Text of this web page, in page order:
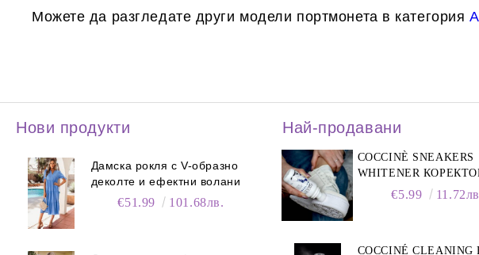
Можете да разгледате други модели портмонета в категория
Нови продукти
Дамска рокля с V-образно
деколте и ефектни волани
€51.99 101.68лв.
Най-продавани
COCCINÈ SNEAKERS
WHITENER
БЕЛИ МАРАТОНКИ,
€5.99
COCCINÉ CLEANING